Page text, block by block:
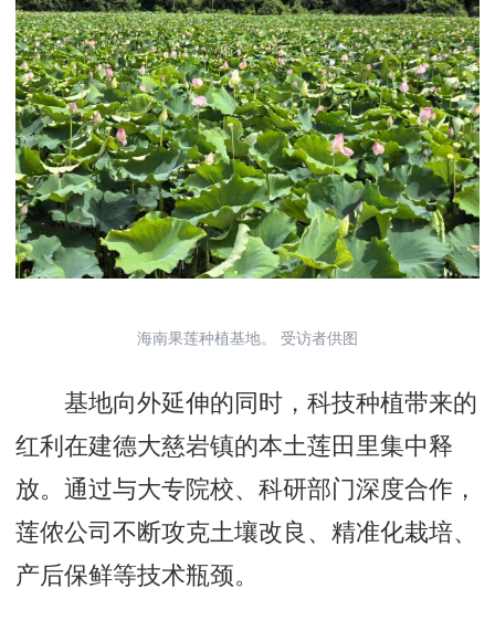
海南果莲种植基地。 受访者供图
基地向外延伸的同时，科技种植带来的
红利在建德大慈岩镇的本土莲田里集中释
放。通过与大专院校、科研部门深度合作，
莲侬公司不断攻克土壤改良、精准化栽培、
产后保鲜等技术瓶颈。